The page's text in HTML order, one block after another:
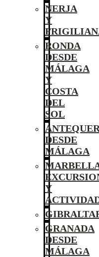
NERJA
Y
RONDA
DESDE
MÁLAGA
Y
COSTA
DEL
SOL
DESDE
MÁLAGA
Y
GRANADA
DESDE
MÁLAGA